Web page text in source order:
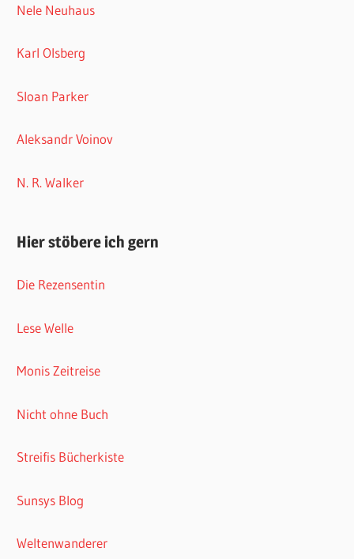
Nele Neuhaus
Karl Olsberg
Sloan Parker
Aleksandr Voinov
N. R. Walker
Hier stöbere ich gern
Die Rezensentin
Lese Welle
Monis Zeitreise
Nicht ohne Buch
Streifis Bücherkiste
Sunsys Blog
Weltenwanderer